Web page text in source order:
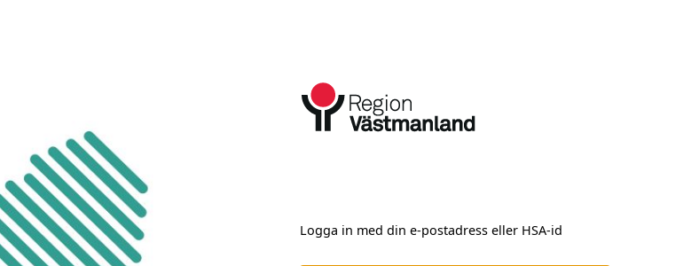
Logga in med din e-postadress eller HSA-id